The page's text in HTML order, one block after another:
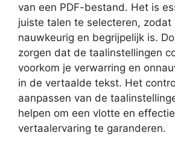
van een PDF-bestand. Het is
juiste talen te selecteren, zodat
nauwkeurig en begrijpelijk is.
zorgen dat de taalinstellingen
voorkom je verwarring en
in de vertaalde tekst. Het
aanpassen van de
helpen om een vlotte en
vertaalervaring te garanderen.